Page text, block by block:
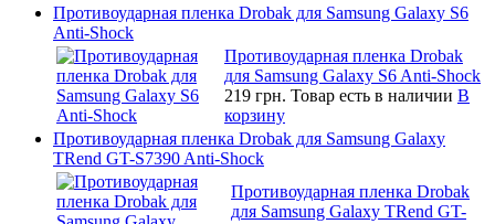
Противоударная пленка Drobak для Samsung Galaxy S6
Anti-Shock
Противоударная пленка Drobak
для Samsung Galaxy S6 Anti-Shock
219 грн. Товар есть в наличии В
корзину
Противоударная пленка Drobak для Samsung Galaxy
TRend GT-S7390 Anti-Shock
Противоударная пленка Drobak
для Samsung Galaxy TRend GT-